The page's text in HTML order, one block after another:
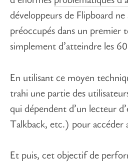
développeurs de Flipboard ne
préoccupés dans un premier
simplement d’atteindre les
En utilisant ce moyen
trahi une partie des
qui dépendent d’un lecteur
Talkback, etc.) pour accéder
Et puis, cet objectif de